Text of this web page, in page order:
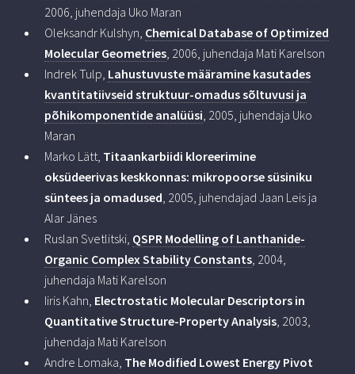
2006, juhendaja Uko Maran
Oleksandr Kulshyn, Chemical Database of Optimized
Molecular Geometries , 2006, juhendaja Mati Karelson
Indrek Tulp, Lahustuvuste määramine kasutades
kvantitatiivseid struktuur-omadus sõltuvusi ja
põhikomponentide analüüsi , 2005, juhendaja Uko
Maran
Marko Lätt, Titaankarbiidi kloreerimine
oksüdeerivas keskkonnas: mikropoorse süsiniku
süntees ja omadused , 2005, juhendajad Jaan Leis ja
Alar Jänes
Ruslan Svetlitski, QSPR Modelling of Lanthanide-
Organic Complex Stability Constants , 2004,
juhendaja Mati Karelson
Iiris Kahn, Electrostatic Molecular Descriptors in
Quantitative Structure-Property Analysis , 2003,
juhendaja Mati Karelson
Andre Lomaka, The Modified Lowest Energy Pivot